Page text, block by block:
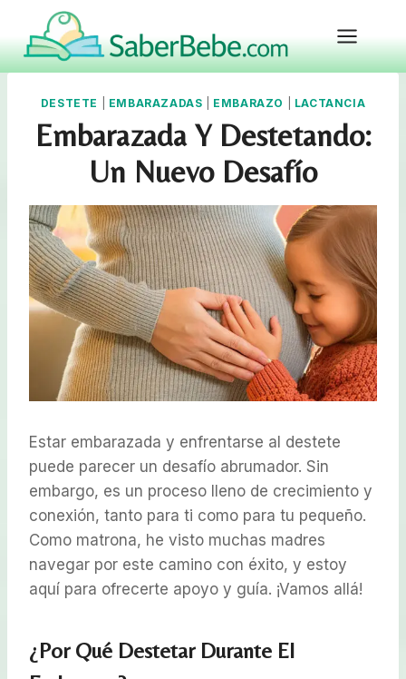
content
DESTETE EMBARAZADAS EMBARAZO LACTANCIA
Embarazada Y Destetando:
Un Nuevo Desafío
Estar embarazada y enfrentarse al destete
puede parecer un desafío abrumador. Sin
embargo, es un proceso lleno de crecimiento y
conexión, tanto para ti como para tu pequeño.
Como matrona, he visto muchas madres
navegar por este camino con éxito, y estoy
aquí para ofrecerte apoyo y guía. ¡Vamos allá!
¿Por Qué Destetar Durante El